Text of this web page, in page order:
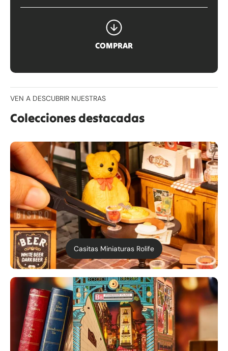
COMPRAR
VEN A DESCUBRIR NUESTRAS
Colecciones destacadas
Casitas Miniaturas Rolife